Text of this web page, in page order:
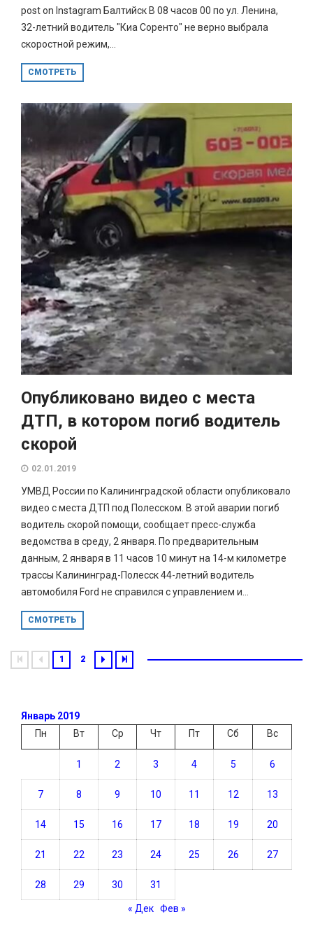
post on Instagram Балтийск В 08 часов 00 по ул. Ленина,
32-летний водитель "Киа Соренто" не верно выбрала
скоростной режим,...
СМОТРЕТЬ
Опубликовано видео с места
ДТП, в котором погиб водитель
скорой
02.01.2019
УМВД России по Калининградской области опубликовало
видео с места ДТП под Полесском. В этой аварии погиб
водитель скорой помощи, сообщает пресс-служба
ведомства в среду, 2 января. По предварительным
данным, 2 января в 11 часов 10 минут на 14-м километре
трассы Калининград-Полесск 44-летний водитель
автомобиля Ford не справился с управлением и...
СМОТРЕТЬ
1 2
Январь 2019
Пн
Вт Ср Чт Пт Сб Вс
1 2 3 4 5 6
7 8 9 10 11 12 13
14 15 16 17 18 19 20
21 22 23 24 25 26 27
28 29 30 31
« Дек Фев »